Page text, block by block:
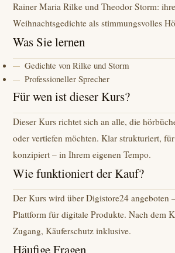
Rainer Maria Rilke und Theodor Storm: ihre
Weihnachtsgedichte als stimmungsvolles
Was Sie lernen
Gedichte von Rilke und Storm
Professioneller Sprecher
Für wen ist dieser Kurs?
Dieser Kurs richtet sich an alle, die
oder vertiefen möchten. Klar strukturiert,
konzipiert – in Ihrem eigenen Tempo.
Wie funktioniert der Kauf?
Der Kurs wird über Digistore24 angeboten
Plattform für digitale Produkte. Nach dem
Zugang, Käuferschutz inklusive.
Häufige Fragen